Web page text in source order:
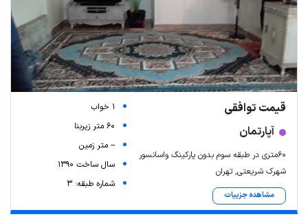
قیمت توافقی
آپارتمان
60متری در طبقه سوم بدون پارکینگ واسانسور
شهرک شریعتی, تهران
مشاهده جزییات
1 خواب
60 متر زیربنا
-- متر زمین
سال ساخت 1390
شماره طبقه: 3